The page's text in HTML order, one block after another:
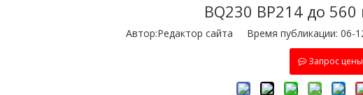
BQ230 BP214 до 560
Автор:Pедактор сайта Время публикации:
Запрос цены